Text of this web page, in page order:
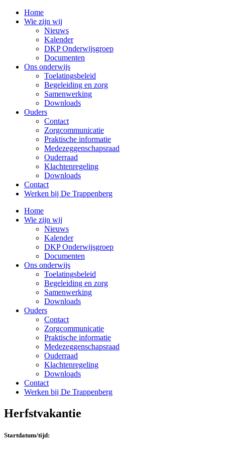
Home
Wie zijn wij
Nieuws
Kalender
DKP Onderwijsgroep
Documenten
Ons onderwijs
Toelatingsbeleid
Begeleiding en zorg
Samenwerking
Downloads
Ouders
Contact
Zorgcommunicatie
Praktische informatie
Medezeggenschapsraad
Ouderraad
Klachtenregeling
Downloads
Contact
Werken bij De Trappenberg
Home
Wie zijn wij
Nieuws
Kalender
DKP Onderwijsgroep
Documenten
Ons onderwijs
Toelatingsbeleid
Begeleiding en zorg
Samenwerking
Downloads
Ouders
Contact
Zorgcommunicatie
Praktische informatie
Medezeggenschapsraad
Ouderraad
Klachtenregeling
Downloads
Contact
Werken bij De Trappenberg
Herfstvakantie
Startdatum/tijd: